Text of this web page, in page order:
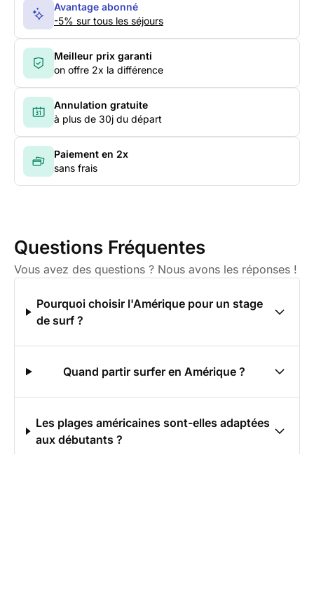
Avantage abonné
-5% sur tous les séjours
Meilleur prix garanti
on offre 2x la différence
Annulation gratuite
à plus de 30j du départ
Paiement en 2x
sans frais
Questions Fréquentes
Vous avez des questions ? Nous avons les réponses !
Pourquoi choisir l'Amérique pour un stage
de surf ?
Quand partir surfer en Amérique ?
Les plages américaines sont-elles adaptées
aux débutants ?